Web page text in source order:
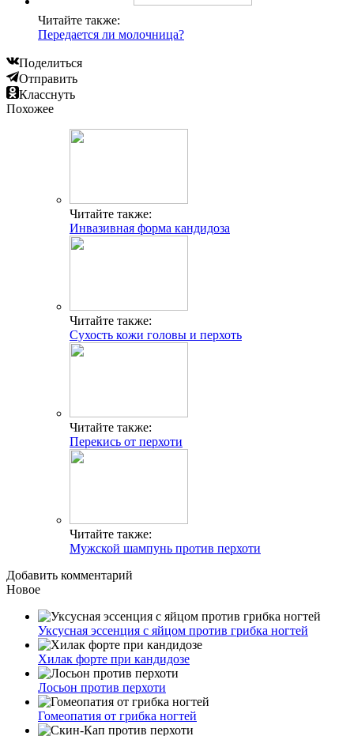
Читайте также:
Передается ли молочница?
Поделиться
Отправить
Класснуть
Похожее
Читайте также:
Инвазивная форма кандидоза
Читайте также:
Сухость кожи головы и перхоть
Читайте также:
Перекись от перхоти
Читайте также:
Мужской шампунь против перхоти
Добавить комментарий
Новое
Уксусная эссенция с яйцом против грибка ногтей
Хилак форте при кандидозе
Лосьон против перхоти
Гомеопатия от грибка ногтей